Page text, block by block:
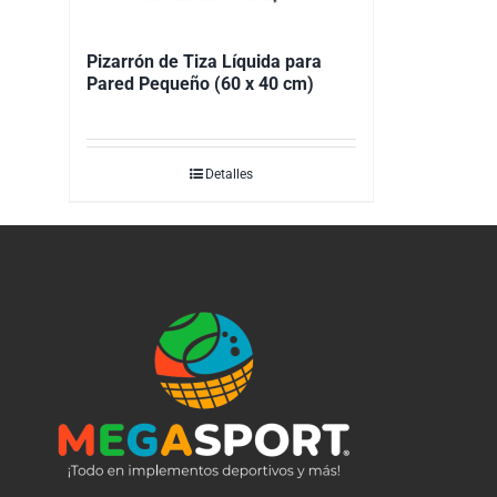
Pizarrón de Tiza Líquida para
Pared Pequeño (60 x 40 cm)
Detalles